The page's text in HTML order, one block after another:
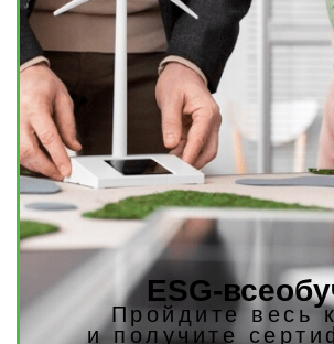
ESG-
Пройдите весь
и получите